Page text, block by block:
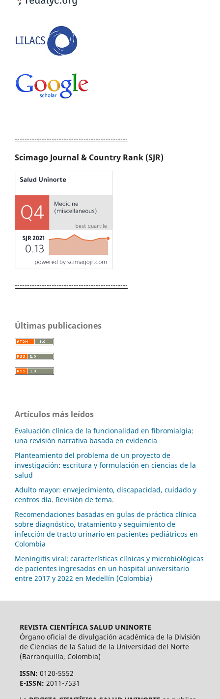
----------------------------------------------
Scimago Journal & Country Rank (SJR)
----------------------------------------------
Últimas publicaciones
Artículos más leídos
Evaluación clínica de la funcionalidad en fibromialgia:
una revisión narrativa basada en evidencia
Planteamiento del problema de un proyecto de
investigación: escritura y formulación en ciencias de la
salud
Adulto mayor: envejecimiento, discapacidad, cuidado y
centros día. Revisión de tema.
Recomendaciones basadas en guías de práctica clínica
sobre diagnóstico, tratamiento y seguimiento de
infección de tracto urinario en pacientes pediátricos en
Colombia
Meningitis viral: características clínicas y microbiológicas
de pacientes ingresados en un hospital universitario
entre 2017 y 2022 en Medellín (Colombia)
REVISTA CIENTÍFICA SALUD UNINORTE
Órgano oficial de divulgación académica de la División
de Ciencias de la Salud de la Universidad del Norte
(Barranquilla, Colombia)
ISSN: 0120-5552
E-ISSN: 2011-7531